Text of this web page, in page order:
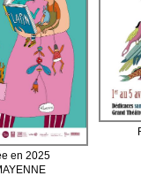
en 2025